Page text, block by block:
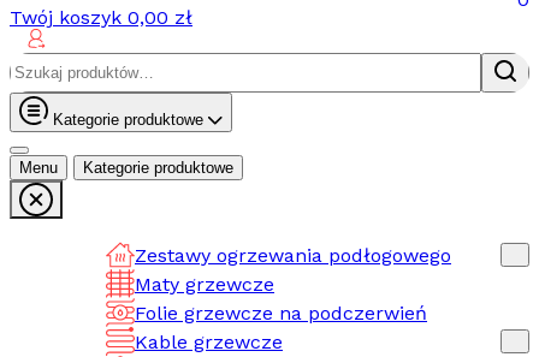
Twój koszyk 0,00 zł
Szukaj:
Kategorie produktowe
Menu Kategorie produktowe
Zestawy ogrzewania podłogowego
Maty grzewcze
Folie grzewcze na podczerwień
Kable grzewcze